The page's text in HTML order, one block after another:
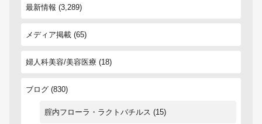
最新情報 (3,289)
メディア掲載 (65)
婦人科美容/美容医療 (18)
ブログ (830)
腟内フローラ・ラクトバチルス (15)